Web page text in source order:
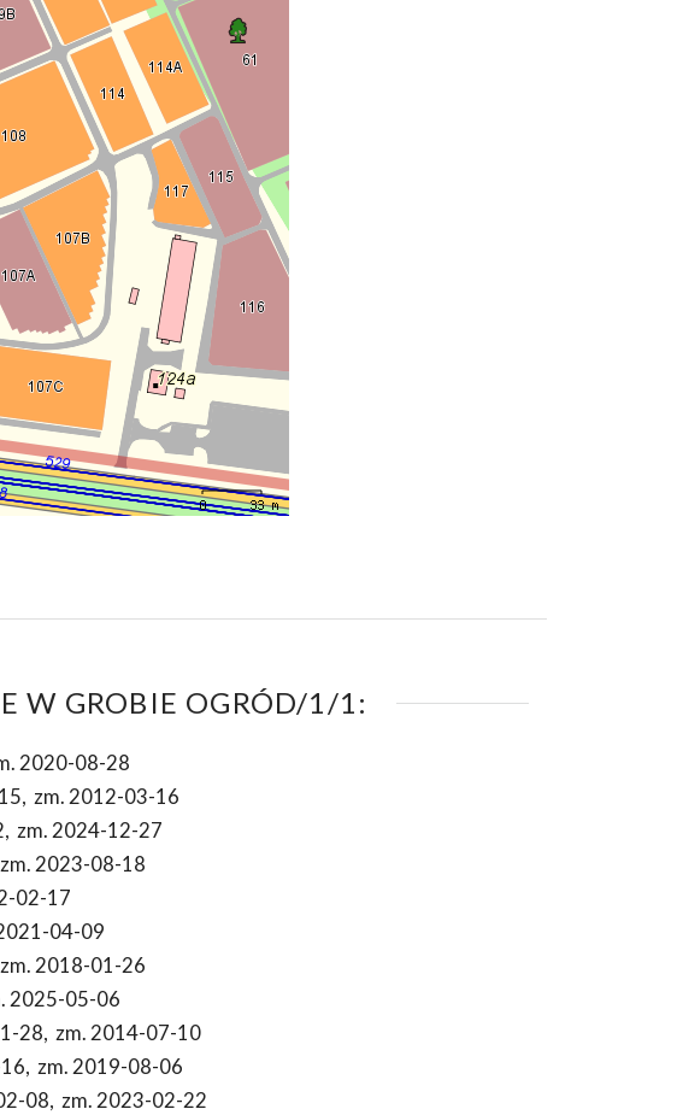
W GROBIE OGRÓD/1/1:
2020-08-28
, zm. 2012-03-16
, zm. 2024-12-27
zm. 2023-08-18
02-17
04-09
zm. 2018-01-26
2025-05-06
28, zm. 2014-07-10
, zm. 2019-08-06
08, zm. 2023-02-22